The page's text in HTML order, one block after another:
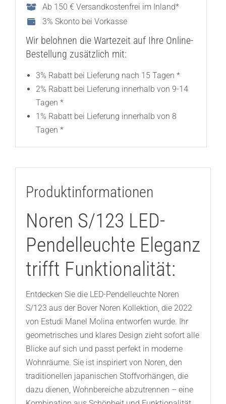
Ab 150 € Versandkostenfrei im Inland*
3% Skonto bei Vorkasse
Wir belohnen die Wartezeit auf Ihre Online-
Bestellung zusätzlich mit:
3% Rabatt bei Lieferung nach 15 Tagen *
2% Rabatt bei Lieferung innerhalb von 9-14
Tagen *
1% Rabatt bei Lieferung innerhalb von 8
Tagen *
Produktinformationen
Noren S/123 LED-
Pendelleuchte Eleganz
trifft Funktionalität:
Entdecken Sie die LED-Pendelleuchte Noren
S/123 aus der Bover Noren Kollektion, die 2022
von Estudi Manel Molina entworfen wurde. Ihr
geometrisches und klares Design zieht sofort alle
Blicke auf sich und passt perfekt in moderne
Wohnräume. Sie ist inspiriert von Noren, den
traditionellen japanischen Stoffvorhängen, die
dazu dienen, Wohnbereiche abzutrennen – eine